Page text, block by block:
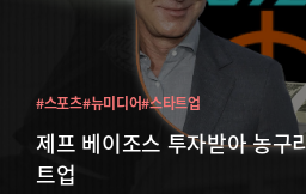
제프 베이조스 투자받아 농구
트업
#스포츠#뉴미디어#스타트업